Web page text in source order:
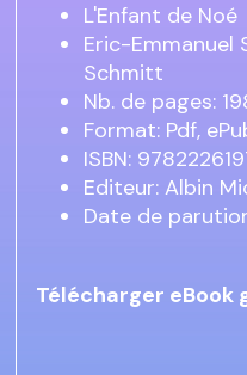
L'Enfant de Noé
Eric-Emmanuel
Schmitt
Nb. de pages:
Format: Pdf,
ISBN:
Editeur: Albin
Date de
Télécharger